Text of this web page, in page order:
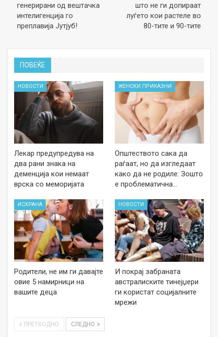
генерирани од вештачка
интелигенција го
преплавија Јутјуб!
што не ги допираат
луѓето кои растеле во
80-тите и 90-тите
ПОВЕЌЕ
НОВОСТИ
Лекар предупредува на
два рани знака на
деменција кои немаат
врска со меморијата
ЖЕНСКИ ПРИКАЗНИ
Општеството сака да
раѓаат, но да изгледаат
како да не родиле: Зошто
е проблематична…
ИСХРАНА
Родители, не им ги давајте
овие 5 намирници на
вашите деца
НОВОСТИ
И покрај забраната
австралиските тинејџери
ги користат социјалните
мрежи
ПРЕТХОДНО СЛЕДНО